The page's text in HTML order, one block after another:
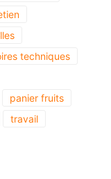
techniques
panier fruits
travail